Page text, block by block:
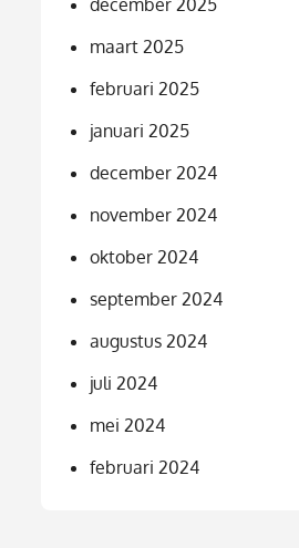
maart 2025
februari 2025
januari 2025
december 2024
november 2024
oktober 2024
september 2024
augustus 2024
juli 2024
mei 2024
februari 2024